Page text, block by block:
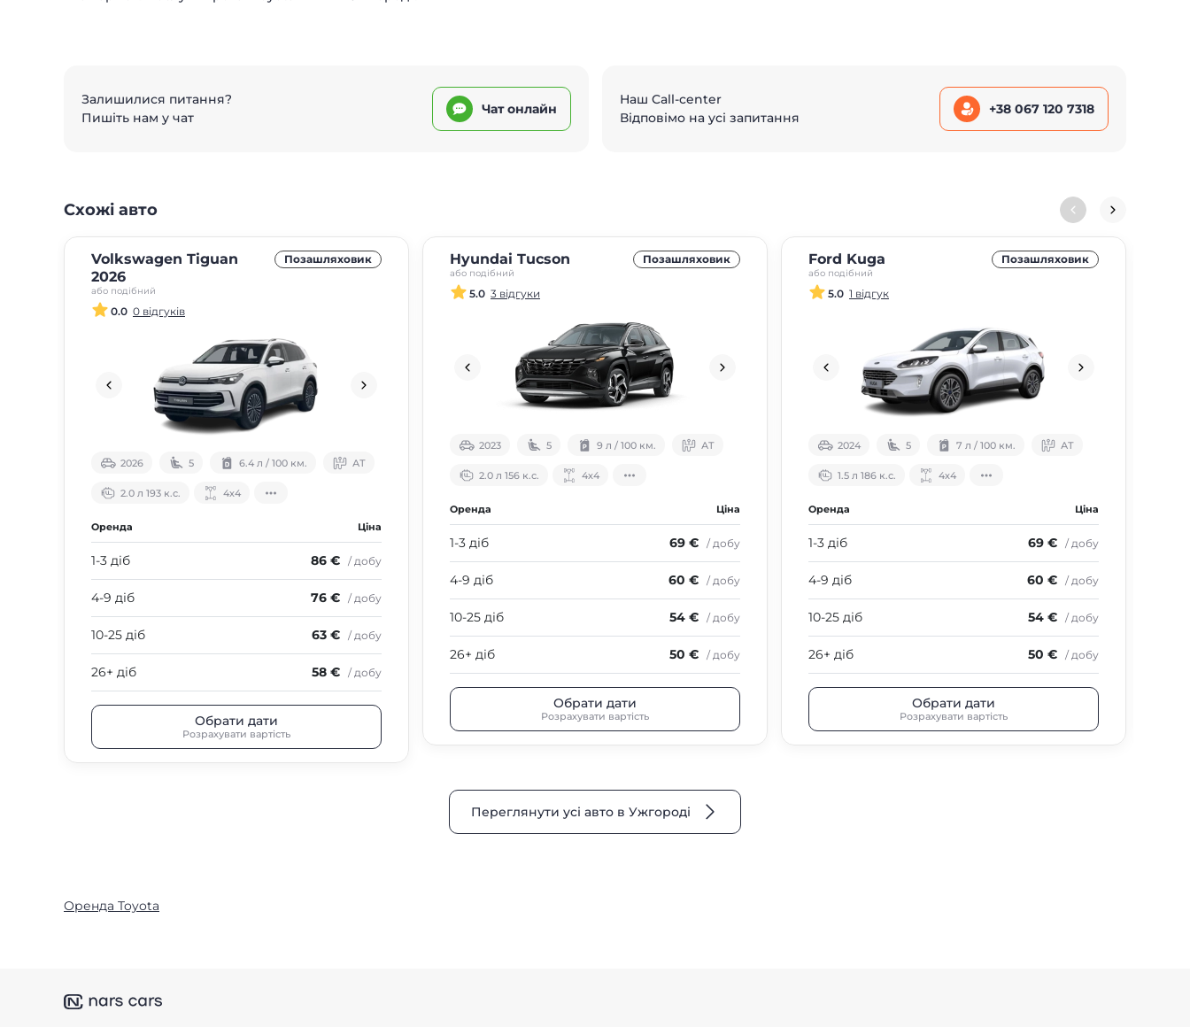
Залишилися питання?
Пишіть нам у чат
Чат онлайн
Наш Call-center
Відповімо на усі запитання
+38 067 120 7318
Схожі авто
Volkswagen Tiguan
2026
або подібний
Позашляховик
0.0 0 відгуків
2026 5 6.4 л / 100 км. АТ
2.0 л 193 к.с. 4х4
Оренда Ціна
1-3 діб 86 € / добу
4-9 діб 76 € / добу
10-25 діб 63 € / добу
26+ діб 58 € / добу
Обрати дати
Розрахувати вартість
Hyundai Tucson
або подібний
Позашляховик
5.0 3 відгуки
2023 5 9 л / 100 км. АТ
2.0 л 156 к.с. 4х4
Оренда Ціна
1-3 діб 69 € / добу
4-9 діб 60 € / добу
10-25 діб 54 € / добу
26+ діб 50 € / добу
Обрати дати
Розрахувати вартість
Ford Kuga
або подібний
Позашляховик
5.0 1 відгук
2024 5 7 л / 100 км. АТ
1.5 л 186 к.с. 4х4
Оренда Ціна
1-3 діб 69 € / добу
4-9 діб 60 € / добу
10-25 діб 54 € / добу
26+ діб 50 € / добу
Обрати дати
Розрахувати вартість
Переглянути усі авто в Ужгороді
Оренда Toyota